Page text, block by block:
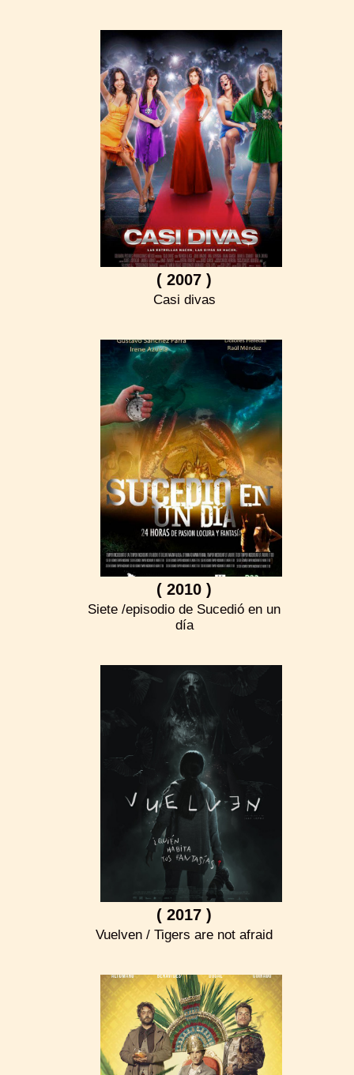
( 2007 )
Casi divas
( 2010 )
Siete /episodio de Sucedió en un
día
( 2017 )
Vuelven / Tigers are not afraid